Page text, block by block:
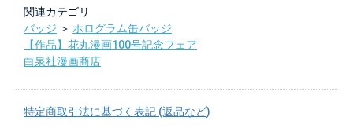
関連カテゴリ
バッジ ＞ ホログラム缶バッジ
【作品】花丸漫画100号記念フェア
白泉社漫画商店
特定商取引法に基づく表記 (返品など)